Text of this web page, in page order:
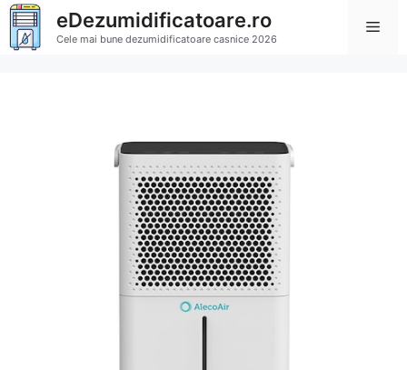
Sari
conținut
eDezumidificatoare.ro
Cele mai bune dezumidificatoare casnice 2026